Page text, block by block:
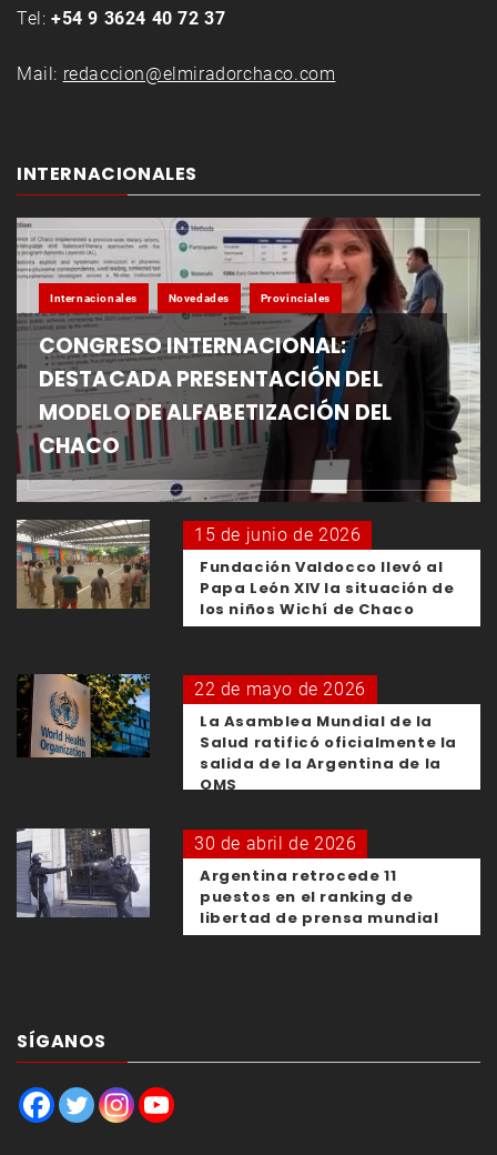
Tel: +54 9 3624 40 72 37
Mail: redaccion@elmiradorchaco.com
INTERNACIONALES
Internacionales Novedades Provinciales
CONGRESO INTERNACIONAL:
DESTACADA PRESENTACIÓN DEL
MODELO DE ALFABETIZACIÓN DEL
CHACO
15 de junio de 2026
Fundación Valdocco llevó al
Papa León XIV la situación de
los niños Wichí de Chaco
22 de mayo de 2026
La Asamblea Mundial de la
Salud ratificó oficialmente la
salida de la Argentina de la
OMS
30 de abril de 2026
Argentina retrocede 11
puestos en el ranking de
libertad de prensa mundial
SÍGANOS